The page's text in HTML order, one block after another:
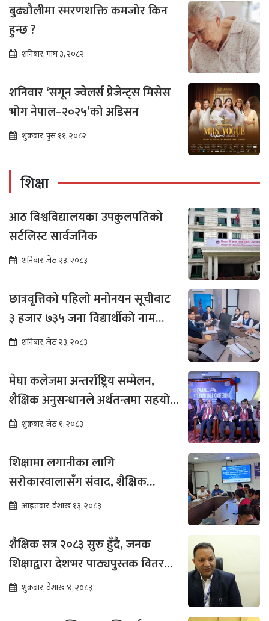
बुढ्यौलीमा स्मरणशक्ति कमजोर किन
हुन्छ ?
शनिबार, माघ ३, २०८२
शनिवार ‘सगून ज्वेलर्स प्रेजेन्ट्स मिसेस
भोग नेपाल–२०२५’को अडिसन
शुक्रबार, पुस ११, २०८२
शिक्षा
आठ विश्वविद्यालयका उपकुलपतिको
सर्टलिस्ट सार्वजनिक
शनिबार, जेठ २३, २०८३
छात्रवृत्तिको पहिलो मनोनयन सूचीबाट
३ हजार ७३५ जना विद्यार्थीको नाम
भर्नाका लागि सिफारिस
शनिबार, जेठ २३, २०८३
मेघा कलेजमा अन्तर्राष्ट्रिय सम्मेलन,
शैक्षिक अनुसन्धानले अर्थतन्त्रमा सहयोग
पुग्ने विश्वास
शुक्रबार, जेठ १, २०८३
शिक्षामा लगानीका लागि
सरोकारवालासँग संवाद, शैक्षिक
सुधारमा जोड
आइतबार, वैशाख १३, २०८३
शैक्षिक सत्र २०८३ सुरु हुँदै, जनक
शिक्षाद्वारा देशभर पाठ्यपुस्तक वितरण
तीव्रशुक्रबार, वैशाख ४, २०८३